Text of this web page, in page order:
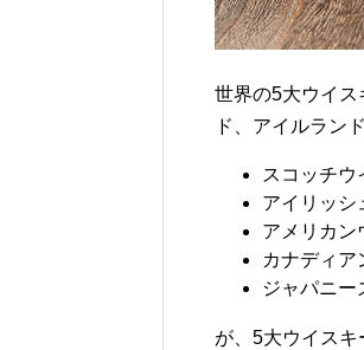
世界の5大ウイ
ド、アイルラン
スコッチウ
アイリッシ
アメリカン
カナディア
ジャパニー
が、5大ウイスキ